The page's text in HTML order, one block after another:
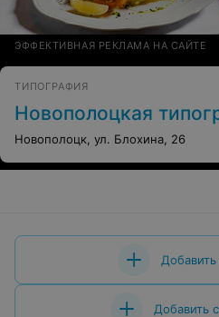
ЭФФЕКТИВНАЯ РЕКЛАМА НА САЙТЕ
ТИПОГРАФИЯ
Новополоцкая
Новополоцк, ул. Блохина, 26
Добавить